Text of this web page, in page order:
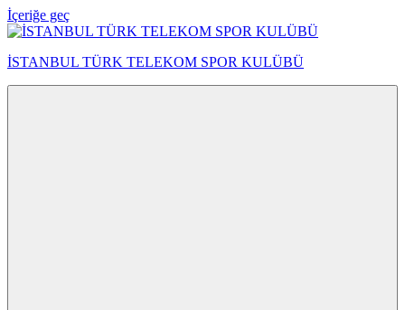
İçeriğe geç
İSTANBUL TÜRK TELEKOM SPOR KULÜBÜ